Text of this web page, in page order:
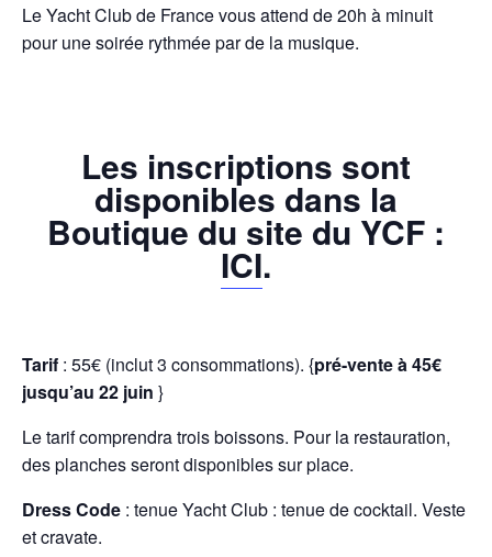
Le Yacht Club de France vous attend de 20h à minuit
pour une soirée rythmée par de la musique.
Les inscriptions sont
disponibles dans la
Boutique du site du YCF :
ICI.
Tarif : 55€ (inclut 3 consommations). {pré-vente à 45€
jusqu’au 22 juin }
Le tarif comprendra trois boissons. Pour la restauration,
des planches seront disponibles sur place.
Dress Code : tenue Yacht Club : tenue de cocktail. Veste
et cravate.